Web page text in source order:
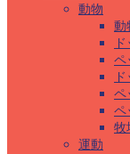
動物
動
ペ
ペ
ペ
牧
運動